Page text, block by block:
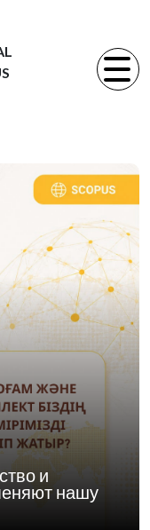
и
нашу
наук
мировой и